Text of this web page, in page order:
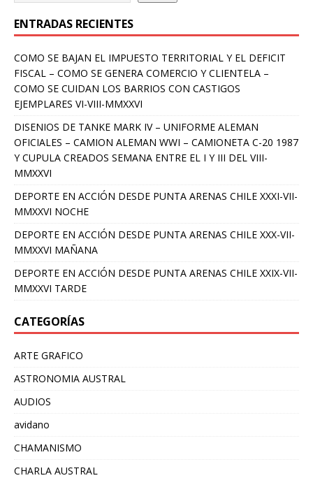
ENTRADAS RECIENTES
COMO SE BAJAN EL IMPUESTO TERRITORIAL Y EL DEFICIT
FISCAL – COMO SE GENERA COMERCIO Y CLIENTELA –
COMO SE CUIDAN LOS BARRIOS CON CASTIGOS
EJEMPLARES VI-VIII-MMXXVI
DISENIOS DE TANKE MARK IV – UNIFORME ALEMAN
OFICIALES – CAMION ALEMAN WWI – CAMIONETA C-20 1987
Y CUPULA CREADOS SEMANA ENTRE EL I Y III DEL VIII-
MMXXVI
DEPORTE EN ACCIÓN DESDE PUNTA ARENAS CHILE XXXI-VII-
MMXXVI NOCHE
DEPORTE EN ACCIÓN DESDE PUNTA ARENAS CHILE XXX-VII-
MMXXVI MAÑANA
DEPORTE EN ACCIÓN DESDE PUNTA ARENAS CHILE XXIX-VII-
MMXXVI TARDE
CATEGORÍAS
ARTE GRAFICO
ASTRONOMIA AUSTRAL
AUDIOS
avidano
CHAMANISMO
CHARLA AUSTRAL